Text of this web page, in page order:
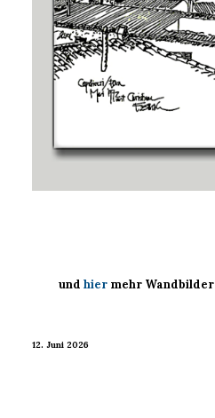
und hier mehr Wandbilder
12. Juni 2026